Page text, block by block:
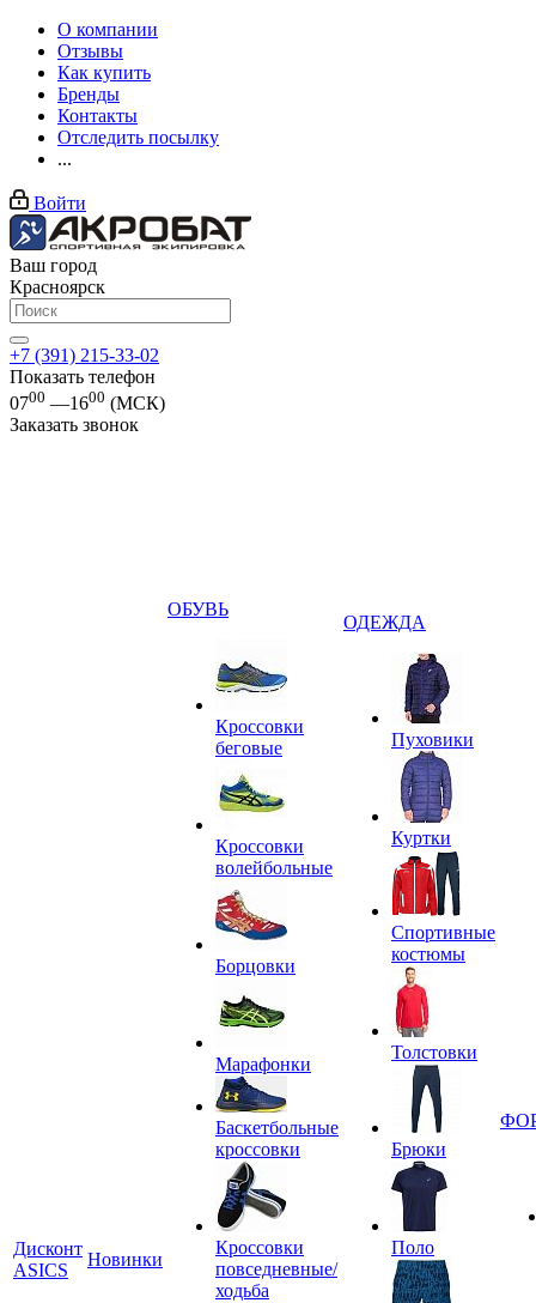
О компании
Отзывы
Как купить
Бренды
Контакты
Отследить посылку
...
Войти
Ваш город
Красноярск
+7 (391) 215-33-02
Показать телефон
0700 —1600 (МСК)
Заказать звонок
Дисконт
ASICS
Новинки
ОБУВЬ
Кроссовки
беговые
Кроссовки
волейбольные
Борцовки
Марафонки
Баскетбольные
кроссовки
Кроссовки
повседневные/
ходьба
ОДЕЖДА
Пуховики
Куртки
Спортивные
костюмы
Толстовки
Брюки
Поло